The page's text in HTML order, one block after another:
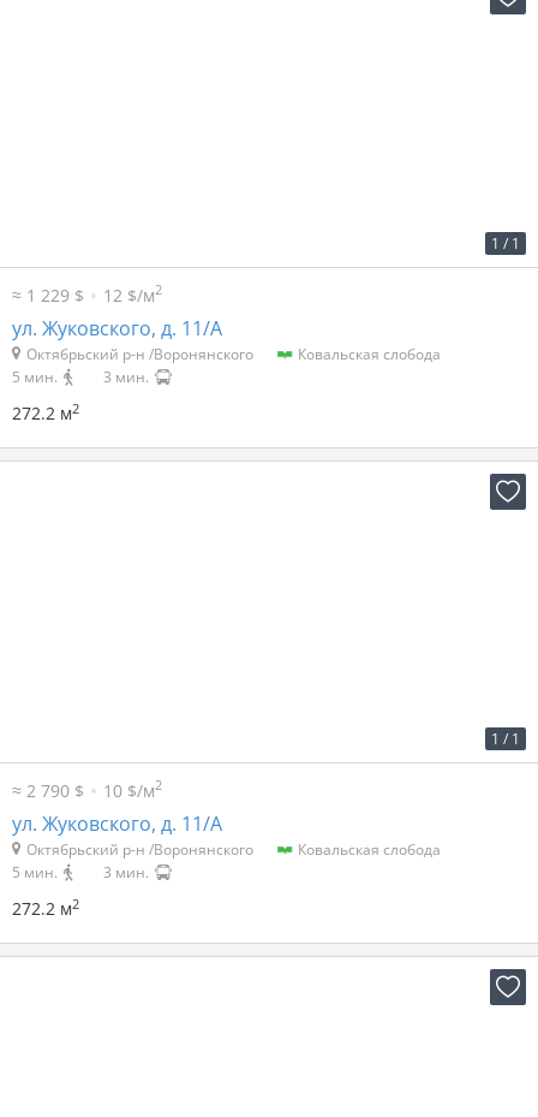
1 / 1
≈ 1 229 $ 12 $/м2
ул. Жуковского, д. 11/А
Октябрьский р-н /Воронянского
Ковальская слобода
5 мин.
3 мин.
272.2 м2
1 / 1
≈ 2 790 $ 10 $/м2
ул. Жуковского, д. 11/А
Октябрьский р-н /Воронянского
Ковальская слобода
5 мин.
3 мин.
272.2 м2